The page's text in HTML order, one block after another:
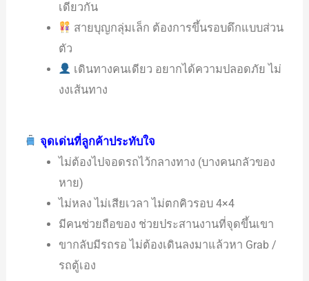
เดียวกัน
สายบุญกลุ่มเล็ก ต้องการขึ้นรอบดึกแบบส่วน
ตัว
เดินทางคนเดียว อยากได้ความปลอดภัย ไม่
งงเส้นทาง
จุดเด่นที่ลูกค้าประทับใจ
ไม่ต้องไปจอดรถไว้กลางทาง (บางคนกลัวของ
หาย)
ไม่หลง ไม่เสียเวลา ไม่ตกคิวรอบ 4×4
มีคนช่วยถือของ ช่วยประสานงานที่จุดขึ้นเขา
ขากลับมีรถรอ ไม่ต้องเดินลงมาแล้วหา Grab /
รถตู้เอง